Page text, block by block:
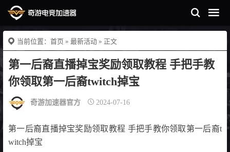
当前位置： 首页 » 最新活动 » 正文
第一后裔直播掉宝奖励领取教程 手把手教
你领取第一后裔twitch掉宝
奇游加速器官方 2024-07-16
第一后裔直播掉宝奖励领取教程 手把手教你领取第一后裔t
witch掉宝